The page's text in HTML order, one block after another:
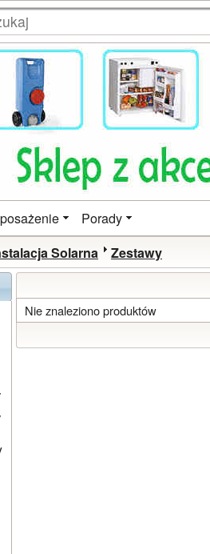
Porady
Solarna Zestawy
Nie znaleziono produktów